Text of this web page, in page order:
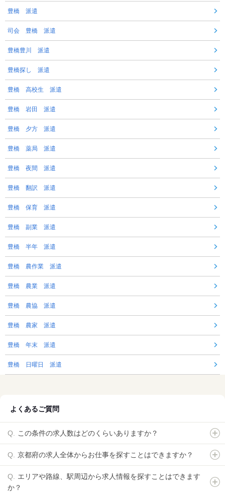
豊橋 派遣
司会 豊橋 派遣
豊橋豊川 派遣
豊橋探し 派遣
豊橋 高校生 派遣
豊橋 岩田 派遣
豊橋 夕方 派遣
豊橋 薬局 派遣
豊橋 夜間 派遣
豊橋 翻訳 派遣
豊橋 保育 派遣
豊橋 副業 派遣
豊橋 半年 派遣
豊橋 農作業 派遣
豊橋 農業 派遣
豊橋 農協 派遣
豊橋 農家 派遣
豊橋 年末 派遣
豊橋 日曜日 派遣
よくあるご質問
この条件の求人数はどのくらいありますか？
京都府の求人全体からお仕事を探すことはできますか？
エリアや路線、駅周辺から求人情報を探すことはできます
か？